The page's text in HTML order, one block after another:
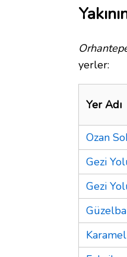
yerler:
Yer Adı
Ozan
Gezi
Gezi